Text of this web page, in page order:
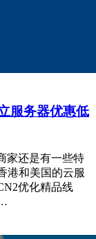
服务器优惠低
家还是有一些特
港和美国的云服
优化精品线